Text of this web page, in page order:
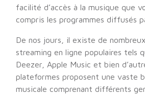
facilité d’accès à la musique que
compris les programmes diffusés
De nos jours, il existe de
streaming en ligne populaires tels
Deezer, Apple Music et bien
plateformes proposent une vaste
musicale comprenant différents